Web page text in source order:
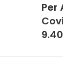
Per